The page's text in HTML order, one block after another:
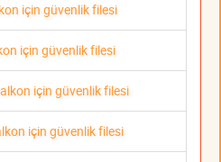
için güvenlik filesi
için güvenlik filesi
için güvenlik filesi
için güvenlik filesi